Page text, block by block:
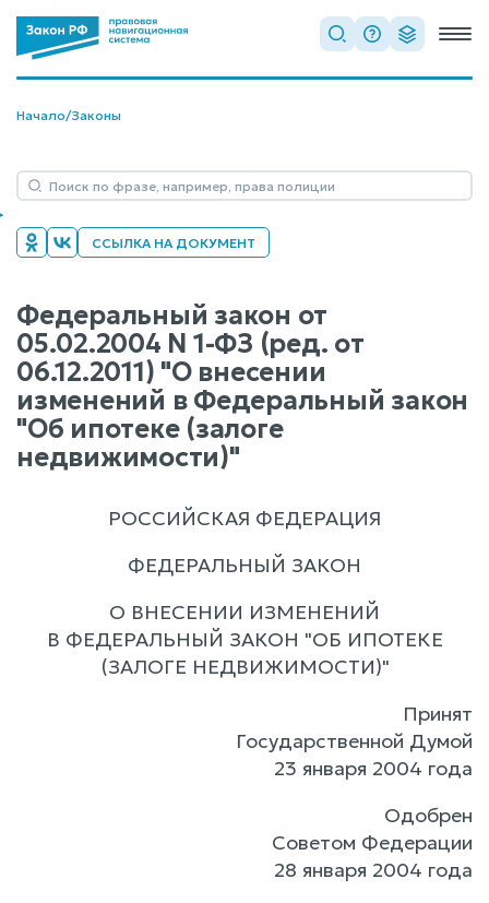
Начало/Законы
ССЫЛКА НА ДОКУМЕНТ
Федеральный закон от
05.02.2004 N 1-ФЗ (ред. от
06.12.2011) "О внесении
изменений в Федеральный закон
"Об ипотеке (залоге
недвижимости)"
РОССИЙСКАЯ ФЕДЕРАЦИЯ
ФЕДЕРАЛЬНЫЙ ЗАКОН
О ВНЕСЕНИИ ИЗМЕНЕНИЙ
В ФЕДЕРАЛЬНЫЙ ЗАКОН "ОБ ИПОТЕКЕ
(ЗАЛОГЕ НЕДВИЖИМОСТИ)"
Принят
Государственной Думой
23 января 2004 года
Одобрен
Советом Федерации
28 января 2004 года